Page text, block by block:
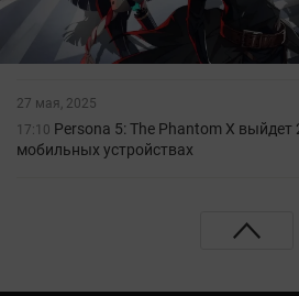
27 мая, 2025
17:10 Persona 5: The Phantom X
мобильных устройствах